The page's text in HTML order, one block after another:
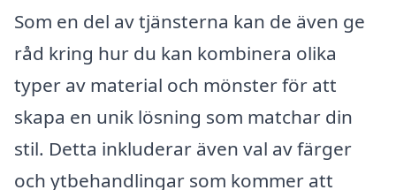
Som en del av tjänsterna kan de även ge
råd kring hur du kan kombinera olika
typer av material och mönster för att
skapa en unik lösning som matchar din
stil. Detta inkluderar även val av färger
och ytbehandlingar som kommer att